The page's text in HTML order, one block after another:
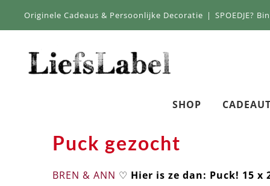
Originele Cadeaus & Persoonlijke Decoratie | SPOEDJE?
SHOP
Puck gezocht
BREN & ANN ♡ Hier is ze dan: Puck! 15